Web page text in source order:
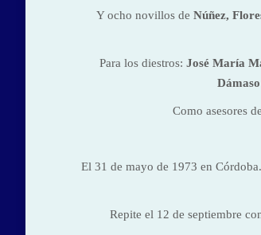
Y ocho novillos de Núñez,
Para los diestros: José María
Como asesores
El 31 de mayo de 1973 en
Repite el 12 de septiembre